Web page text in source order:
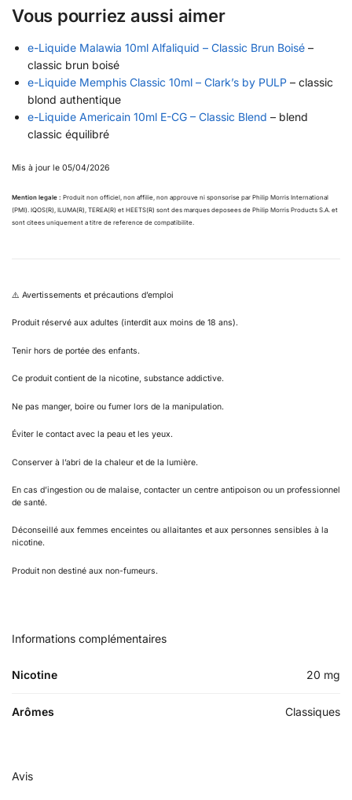
Vous pourriez aussi aimer
e-Liquide Malawia 10ml Alfaliquid – Classic Brun Boisé –
classic brun boisé
e-Liquide Memphis Classic 10ml – Clark’s by PULP – classic
blond authentique
e-Liquide Americain 10ml E-CG – Classic Blend – blend
classic équilibré
Mis à jour le 05/04/2026
Mention legale : Produit non officiel, non affilie, non approuve ni sponsorise par Philip Morris International
(PMI). IQOS(R), ILUMA(R), TEREA(R) et HEETS(R) sont des marques deposees de Philip Morris Products S.A. et
sont citees uniquement a titre de reference de compatibilite.
⚠️ Avertissements et précautions d’emploi
Produit réservé aux adultes (interdit aux moins de 18 ans).
Tenir hors de portée des enfants.
Ce produit contient de la nicotine, substance addictive.
Ne pas manger, boire ou fumer lors de la manipulation.
Éviter le contact avec la peau et les yeux.
Conserver à l’abri de la chaleur et de la lumière.
En cas d’ingestion ou de malaise, contacter un centre antipoison ou un professionnel
de santé.
Déconseillé aux femmes enceintes ou allaitantes et aux personnes sensibles à la
nicotine.
Produit non destiné aux non-fumeurs.
Informations complémentaires
Nicotine 20 mg
Arômes Classiques
Avis